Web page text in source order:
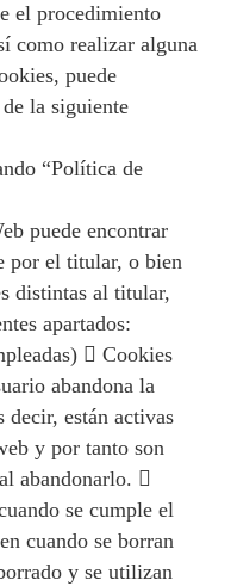
el procedimiento
como realizar alguna
puede
la siguiente
“Política de
puede encontrar
por el titular, o bien
distintas al titular,
apartados:
 Cookies
abandona la
decir, están activas
y por tanto son
abandonarlo. 
se cumple el
cuando se borran
y se utilizan